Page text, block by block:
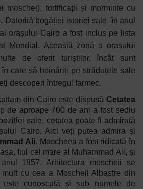
moschei), fortificații și morminte cu
Datorită bogăției istoriei sale, în anul
orașului Cairo a fost inclus pe lista
Mondial. Această zonă a orașului
de oferit turiștilor, încât sunt
care să hoinăriți pe străduțele sale
descoperi întregul farmec.
din Cairo este dispusă Cetatea
de aproape 700 de ani a fost sediu
sale, cetatea poate fi admirată
Cairo. Aici veți putea admira și
Ali. Moscheea a fost ridicată în
fiul cel mare al
Muhammad Ali, și
1857. Arhitectura moscheii se
cu cea a Moscheii Albastre din
este cunoscută și sub numele de